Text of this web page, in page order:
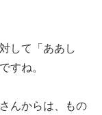
して「ああし
すね。
んからは、もの